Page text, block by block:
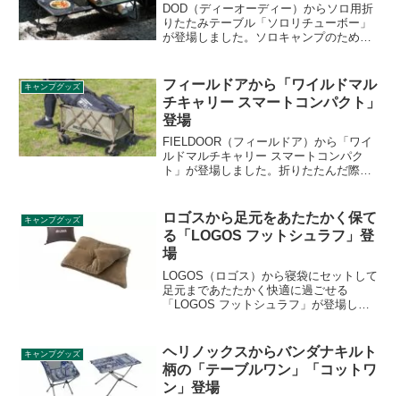
DOD（ディーオーディー）からソロ用折
りたたみテーブル「ソロリチューボー」
が登場しました。ソロキャンプのための
吊り下げ棚で快適な調理をサポートしま
す。詳細をレビューします。
キャンプグッズ
フィールドアから「ワイルドマル
チキャリー スマートコンパクト」
登場
FIELDOOR（フィールドア）から「ワイ
ルドマルチキャリー スマートコンパク
ト」が登場しました。折りたたんだ際の
にもすっぽりと収納できます。詳細をレ
ビューします。
キャンプグッズ
ロゴスから足元をあたたかく保て
る「LOGOS フットシュラフ」登
場
LOGOS（ロゴス）から寝袋にセットして
足元まであたたかく快適に過ごせる
「LOGOS フットシュラフ」が登場しま
ッションにもなります。詳細をレビュー
します。
キャンプグッズ
ヘリノックスからバンダナキルト
柄の「テーブルワン」「コットワ
ン」登場